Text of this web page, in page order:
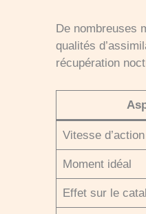
De nombreuses
qualités
récupération
Vitesse d’action
Moment idéal
Effet sur le